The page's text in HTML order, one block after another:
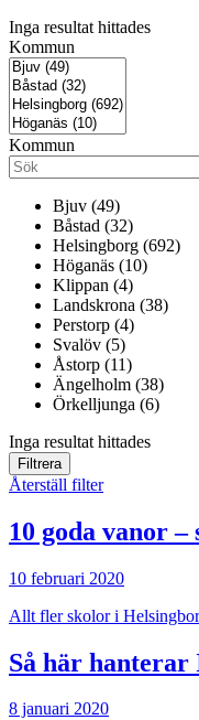
Inga resultat hittades
Kommun
Kommun
Bjuv (49)
Båstad (32)
Helsingborg (692)
Höganäs (10)
Klippan (4)
Landskrona (38)
Perstorp (4)
Svalöv (5)
Åstorp (11)
Ängelholm (38)
Örkelljunga (6)
Inga resultat hittades
Filtrera
Återställ filter
10 goda vanor
10 februari 2020
Allt fler skolor i
Så här hanterar
8 januari 2020